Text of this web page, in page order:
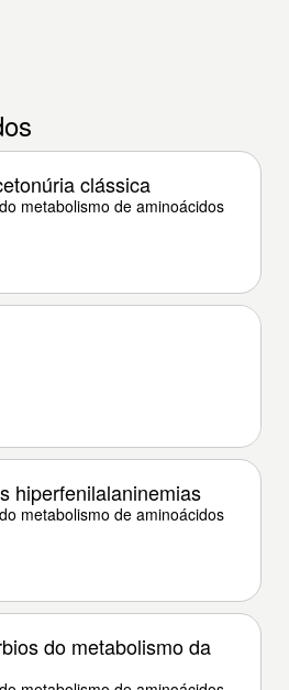
clássica
metabolismo de aminoácidos
hiperfenilalaninemias
metabolismo de aminoácidos
do metabolismo da